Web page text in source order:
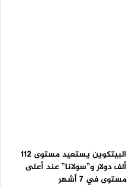
البيتكوين يستعيد مستوى 112
ألف دولار و”سولانا” عند أعلى
مستوى في 7 أشهر